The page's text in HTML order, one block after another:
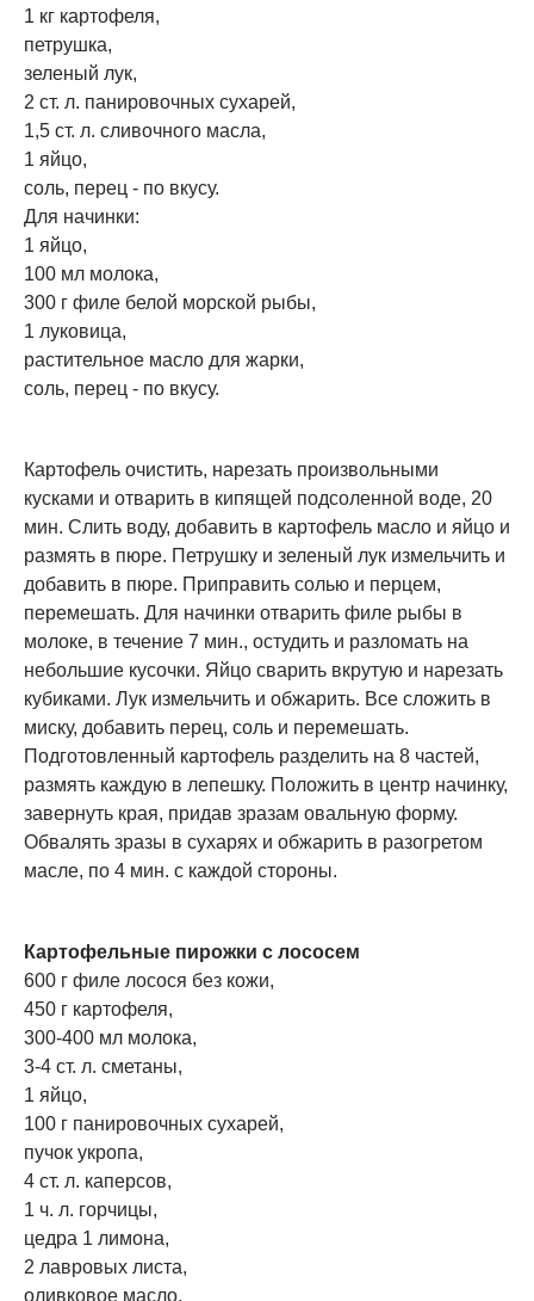
1 кг картофеля,
петрушка,
зеленый лук,
2 ст. л. панировочных сухарей,
1,5 ст. л. сливочного масла,
1 яйцо,
соль, перец - по вкусу.
Для начинки:
1 яйцо,
100 мл молока,
300 г филе белой морской рыбы,
1 луковица,
растительное масло для жарки,
соль, перец - по вкусу.
Картофель очистить, нарезать произвольными
кусками и отварить в кипящей подсоленной воде, 20
мин. Слить воду, добавить в картофель масло и яйцо и
размять в пюре. Петрушку и зеленый лук измельчить и
добавить в пюре. Приправить солью и перцем,
перемешать. Для начинки отварить филе рыбы в
молоке, в течение 7 мин., остудить и разломать на
небольшие кусочки. Яйцо сварить вкрутую и нарезать
кубиками. Лук измельчить и обжарить. Все сложить в
миску, добавить перец, соль и перемешать.
Подготовленный картофель разделить на 8 частей,
размять каждую в лепешку. Положить в центр начинку,
завернуть края, придав зразам овальную форму.
Обвалять зразы в сухарях и обжарить в разогретом
масле, по 4 мин. с каждой стороны.
Картофельные пирожки с лососем
600 г филе лосося без кожи,
450 г картофеля,
300-400 мл молока,
3-4 ст. л. сметаны,
1 яйцо,
100 г панировочных сухарей,
пучок укропа,
4 ст. л. каперсов,
1 ч. л. горчицы,
цедра 1 лимона,
2 лавровых листа,
оливковое масло,